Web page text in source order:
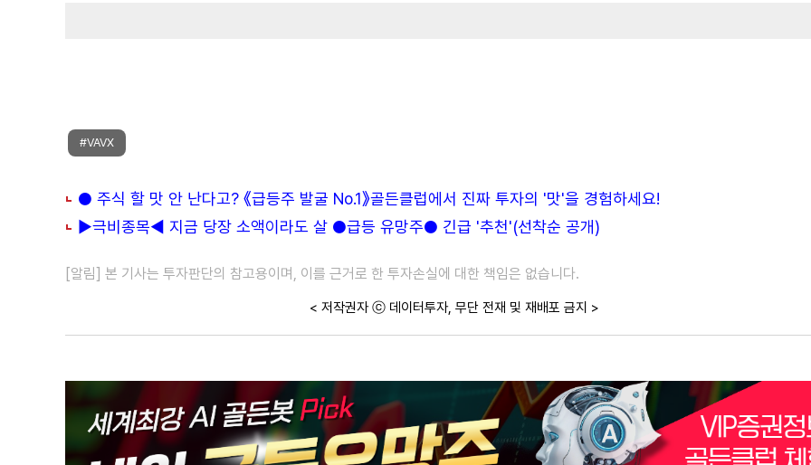
#VAVX
● 주식 할 맛 안 난다고? 《급등주 발굴 No.1》골든클럽에서 진짜 투자의 '맛'을 경험하세요!
▶극비종목◀ 지금 당장 소액이라도 살 ●급등 유망주● 긴급 '추천'(선착순 공개)
[알림] 본 기사는 투자판단의 참고용이며, 이를 근거로 한 투자손실에 대한 책임은 없습니다.
< 저작권자 ⓒ 데이터투자, 무단 전재 및 재배포 금지 >